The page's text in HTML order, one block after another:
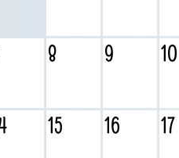
8 9 10
15 16 17